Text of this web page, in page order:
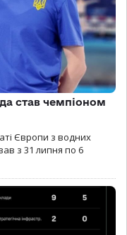
став чемпіоном
Європи з водних
з 31 липня по 6